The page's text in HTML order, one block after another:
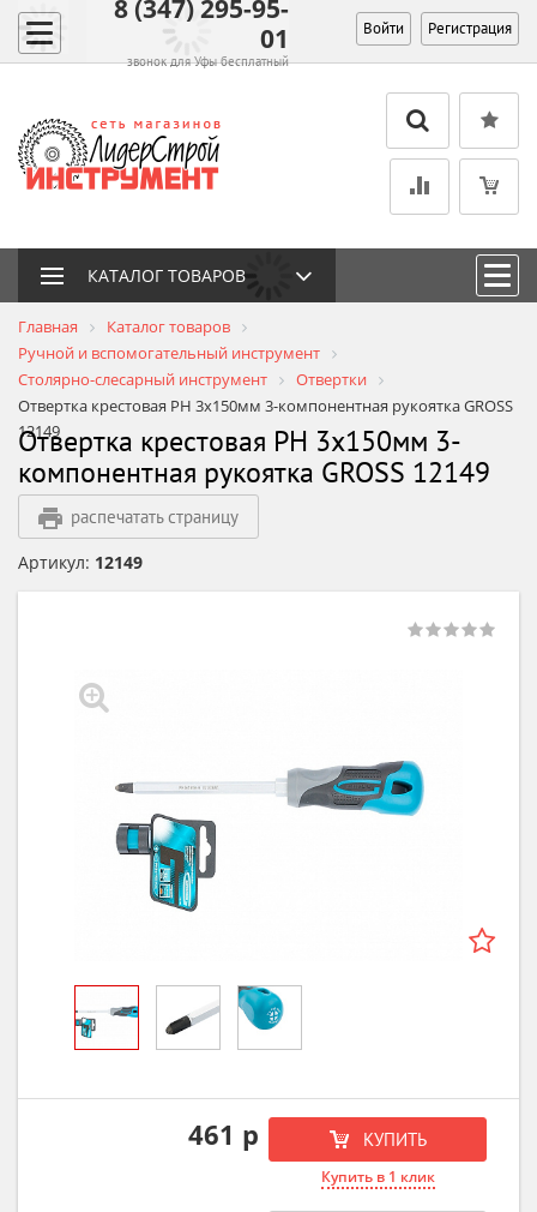
8 (347) 295-95-
01
звонок для Уфы бесплатный
Войти Регистрация
КАТАЛОГ ТОВАРОВ
Главная
Каталог товаров
Ручной и вспомогательный инструмент
Столярно-слесарный инструмент
Отвертки
Отвертка крестовая PH 3х150мм 3-компонентная рукоятка GROSS
12149
Отвертка крестовая PH 3х150мм 3-
компонентная рукоятка GROSS 12149
распечатать страницу
Артикул: 12149
461 р КУПИТЬ
Купить в 1 клик